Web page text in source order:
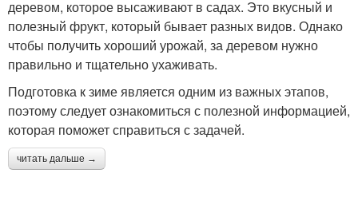
деревом, которое высаживают в садах. Это вкусный и
полезный фрукт, который бывает разных видов. Однако
чтобы получить хороший урожай, за деревом нужно
правильно и тщательно ухаживать.
Подготовка к зиме является одним из важных этапов,
поэтому следует ознакомиться с полезной информацией,
которая поможет справиться с задачей.
читать дальше →